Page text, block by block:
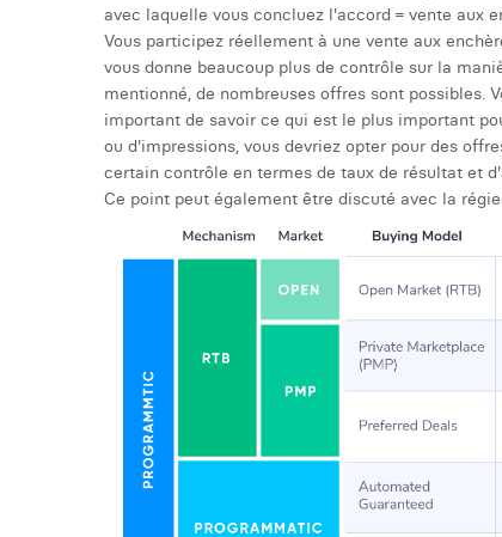
avec laquelle vous concluez l'accord = vente aux
Vous participez réellement à une vente aux
vous donne beaucoup plus de contrôle sur la
mentionné, de nombreuses offres sont possibles.
important de savoir ce qui est le plus important
ou d'impressions, vous devriez opter pour des
certain contrôle en termes de taux de résultat et
Ce point peut également être discuté avec la